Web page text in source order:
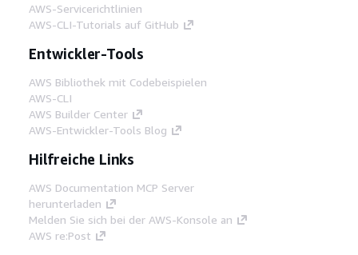
AWS-Servicerichtlinien
AWS-CLI-Tutorials auf GitHub
Entwickler-Tools
AWS Bibliothek mit Codebeispielen
AWS-CLI
AWS Builder Center
AWS-Entwickler-Tools Blog
Hilfreiche Links
AWS Documentation MCP Server
herunterladen
Melden Sie sich bei der AWS-Konsole an
AWS re:Post